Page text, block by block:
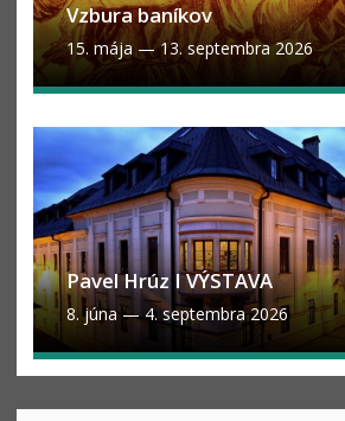
Vzbura baníkov
15. mája —13. septembra 2026
Pavel Hrúz I VÝSTAVA
8. júna— 4. septembra 2026